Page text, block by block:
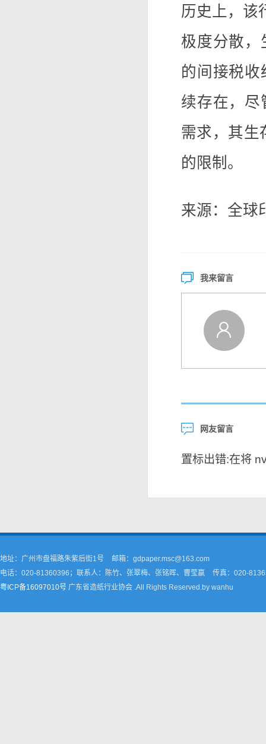
历史上，该
极度分散，
的间接税
续存在，尽
需求，其生
的限制。
来源：全球
我来留言
网友留言
置标出错:在将
地址：广州市盘福路朱紫后街1号
邮箱：gdpaper.msc@163.com
电话：020-81360396；联系人：陈竹、张翠梅、张铭晖、曹莹嬴
传真：020-
粤ICP备16097010号 广东省造纸行业协会 .All Rights Reserved.by wanhu